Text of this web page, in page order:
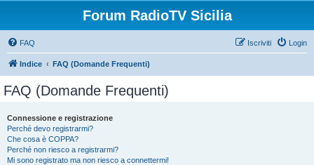
Forum RadioTV Sicilia
FAQ Login
Iscriviti
Indice FAQ (Domande Frequenti)
FAQ (Domande Frequenti)
Connessione e registrazione
Perché devo registrarmi?
Che cosa è COPPA?
Perché non riesco a registrarmi?
Mi sono registrato ma non riesco a connettermi!